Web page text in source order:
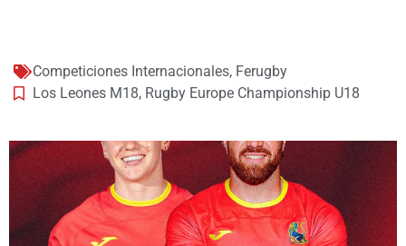
Competiciones Internacionales, Ferugby
Los Leones M18, Rugby Europe Championship U18